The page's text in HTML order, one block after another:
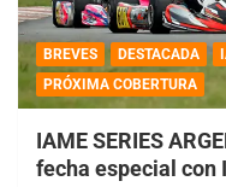
BREVES DESTACADA
PRÓXIMA COBERTURA
IAME SERIES
fecha especial con